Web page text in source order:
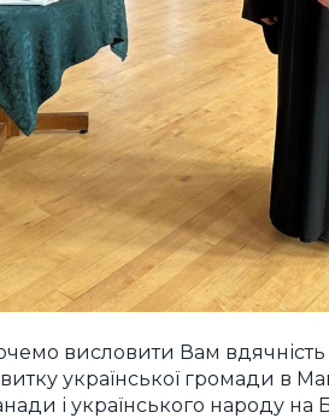
висловити Вам вдячність
української громади в
і українського народу